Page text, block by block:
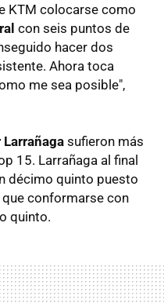
KTM colocarse como
con seis puntos de
hacer dos
Ahora toca
me sea posible",
Larrañaga sufieron más
15. Larrañaga al final
décimo quinto puesto
conformarse con
quinto.